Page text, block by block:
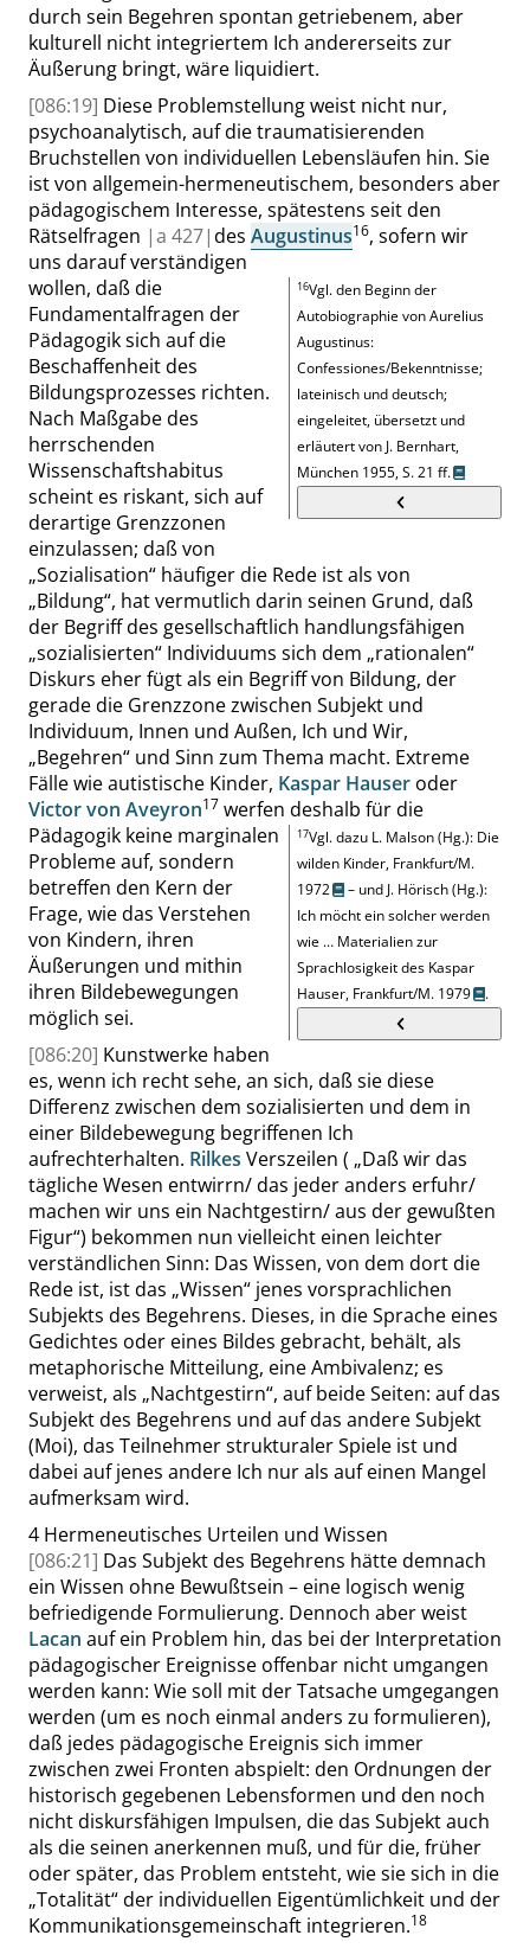
durch sein Begehren spontan getriebenem, aber
kulturell nicht integriertem Ich andererseits zur
Äußerung bringt, wäre liquidiert.
[086:19] Diese Problemstellung weist nicht nur,
psychoanalytisch, auf die traumatisierenden
Bruchstellen von individuellen Lebensläufen hin. Sie
ist von allgemein-hermeneutischem, besonders aber
pädagogischem Interesse, spätestens seit den
Rätselfragen |a 427|des Augustinus16
16Vgl. den Beginn der
Autobiographie vonAurelius
Augustinus:
Confessiones/Bekenntnisse;
lateinisch und deutsch;
eingeleitet, übersetzt und
erläutert von J. Bernhart,
München 1955,S. 21 ff.
, sofern wir
uns darauf verständigen
wollen, daß die
Fundamentalfragen der
Pädagogik sich auf die
Beschaffenheit des
Bildungsprozesses richten.
Nach Maßgabe des
herrschenden
Wissenschaftshabitus
scheint es riskant, sich auf
derartige Grenzzonen
einzulassen; daß von
„Sozialisation“ häufiger die Rede ist als von
„Bildung“, hat vermutlich darin seinen Grund, daß
der Begriff des gesellschaftlich handlungsfähigen
„sozialisierten“ Individuums sich dem „rationalen“
Diskurs eher fügt als ein Begriff von Bildung, der
gerade die Grenzzone zwischen Subjekt und
Individuum, Innen und Außen, Ich und Wir,
„Begehren“ und Sinn zum Thema macht. Extreme
Fälle wie autistische Kinder, Kaspar Hauser oder
Victor von Aveyron17
17Vgl. dazu L. Malson (Hg.): Die
wilden Kinder, Frankfurt/M.
1972
– und J. Hörisch (Hg.):
Ich möcht ein solcher werden
wie … Materialien zur
Sprachlosigkeit des Kaspar
Hauser, Frankfurt/M. 1979
.
werfen deshalb für die
Pädagogik keine marginalen
Probleme auf, sondern
betreffen den Kern der
Frage, wie das Verstehen
von Kindern, ihren
Äußerungen und mithin
ihren Bildebewegungen
möglich sei.
[086:20] Kunstwerke haben
es, wenn ich recht sehe, an sich, daß sie diese
Differenz zwischen dem sozialisierten und dem in
einer Bildebewegung begriffenen Ich
aufrechterhalten. Rilkes Verszeilen ( „Daß wir das
tägliche Wesen entwirrn/ das jeder anders erfuhr/
machen wir uns ein Nachtgestirn/ aus der gewußten
Figur“) bekommen nun vielleicht einen leichter
verständlichen Sinn: Das Wissen, von dem dort die
Rede ist, ist das „Wissen“ jenes vorsprachlichen
Subjekts des Begehrens. Dieses, in die Sprache eines
Gedichtes oder eines Bildes gebracht, behält, als
metaphorische Mitteilung, eine Ambivalenz; es
verweist, als „Nachtgestirn“, auf beide Seiten: auf das
Subjekt des Begehrens und auf das andere Subjekt
(Moi), das Teilnehmer strukturaler Spiele ist und
dabei auf jenes andere Ich nur als auf einen Mangel
aufmerksam wird.
4 Hermeneutisches Urteilen und Wissen
[086:21] Das Subjekt des Begehrens hätte demnach
ein Wissen ohne Bewußtsein – eine logisch wenig
befriedigende Formulierung. Dennoch aber weist
Lacan auf ein Problem hin, das bei der Interpretation
pädagogischer Ereignisse offenbar nicht umgangen
werden kann: Wie soll mit der Tatsache umgegangen
werden (um es noch einmal anders zu formulieren),
daß jedes pädagogische Ereignis sich immer
zwischen zwei Fronten abspielt: den Ordnungen der
historisch gegebenen Lebensformen und den noch
nicht diskursfähigen Impulsen, die das Subjekt auch
als die seinen anerkennen muß, und für die, früher
oder später, das Problem entsteht, wie sie sich in die
„Totalität“der individuellen Eigentümlichkeit und der
Kommunikationsgemeinschaft integrieren.18